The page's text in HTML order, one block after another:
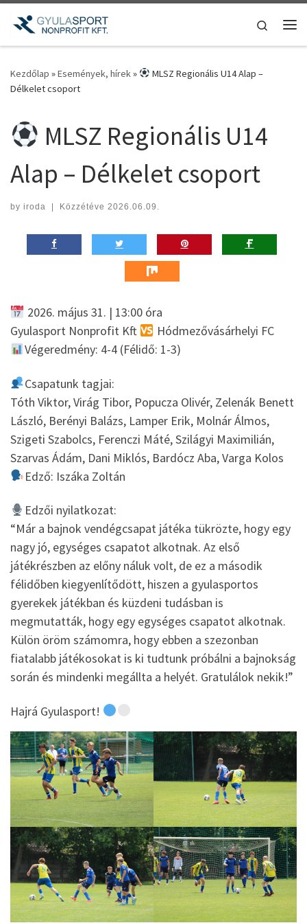
Teljes tartalom megjelenítése
Search
Kezdőlap »Események, hírek»
MLSZ Regionális U14 Alap –
Délkelet csoport
MLSZ Regionális U14
Alap – Délkelet csoport
by iroda | Közzétéve 2026.06.09.
2026. május 31. | 13:00 óra
Gyulasport Nonprofit Kft
Hódmezővásárhelyi FC
Végeredmény: 4-4 (Félidő: 1-3)
Csapatunk tagjai:
Tóth Viktor, Virág Tibor, Popucza Olivér, Zelenák Benett
László, Berényi Balázs, Lamper Erik, Molnár Álmos,
Szigeti Szabolcs, Ferenczi Máté, Szilágyi Maximilián,
Szarvas Ádám, Dani Miklós, Bardócz Aba, Varga Kolos
Edző: Iszáka Zoltán
Edzői nyilatkozat:
“Már a bajnok vendégcsapat játéka tükrözte, hogy egy
nagy jó, egységes csapatot alkotnak. Az első
játékrészben az előny náluk volt, de ez a második
félidőben kiegyenlítődött, hiszen a gyulasportos
gyerekek játékban és küzdeni tudásban is
megmutatták, hogy egy egységes csapatot alkotnak.
Külön öröm számomra, hogy ebben a szezonban
fiatalabb játékosokat is ki tudtunk próbálni a bajnokság
során és mindenki megállta a helyét. Gratulálok nekik!”
Hajrá Gyulasport!